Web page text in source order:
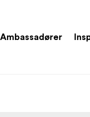
Ambassadører